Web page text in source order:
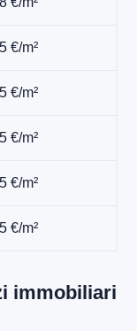
€/m²
€/m²
€/m²
€/m²
€/m²
immobiliari